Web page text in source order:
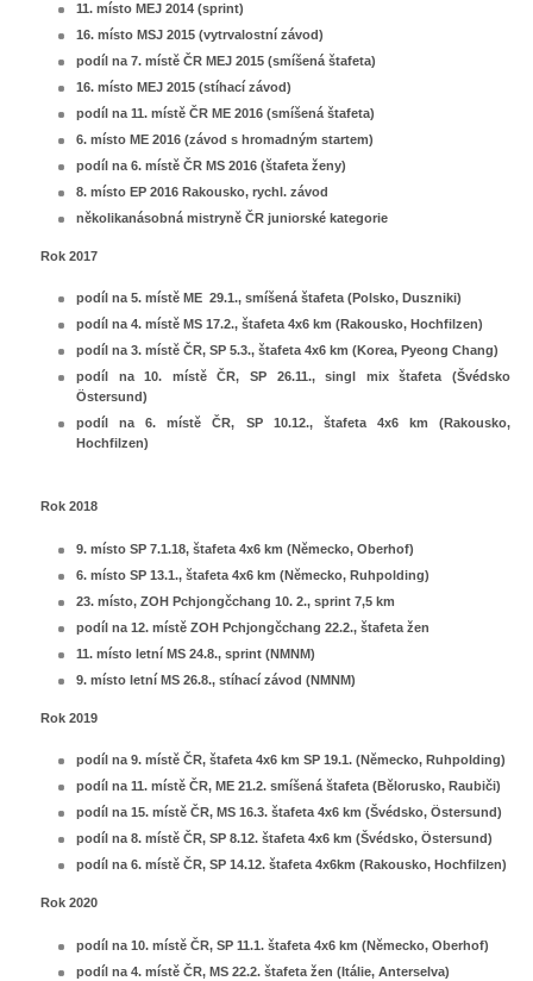
11. místo MEJ 2014 (sprint)
16. místo MSJ 2015 (vytrvalostní závod)
podíl na 7. místě ČR MEJ 2015 (smíšená štafeta)
16. místo MEJ 2015 (stíhací závod)
podíl na 11. místě ČR ME 2016 (smíšená štafeta)
6. místo ME 2016 (závod s hromadným startem)
podíl na 6. místě ČR MS 2016 (štafeta ženy)
8. místo EP 2016 Rakousko, rychl. závod
několikanásobná mistryně ČR juniorské kategorie
Rok 2017
podíl na 5. místě ME 29.1., smíšená štafeta (Polsko, Duszniki)
podíl na 4. místě MS 17.2., štafeta 4x6 km (Rakousko, Hochfilzen)
podíl na 3. místě ČR, SP 5.3., štafeta 4x6 km (Korea, Pyeong Chang)
podíl na 10. místě ČR, SP 26.11., singl mix štafeta (Švédsko
Östersund)
podíl na 6. místě ČR, SP 10.12., štafeta 4x6 km (Rakousko,
Hochfilzen)
Rok 2018
9. místo SP 7.1.18, štafeta 4x6 km (Německo, Oberhof)
6. místo SP 13.1., štafeta 4x6 km (Německo, Ruhpolding)
23. místo, ZOH Pchjongčchang 10. 2., sprint 7,5 km
podíl na 12. místě ZOH Pchjongčchang 22.2., štafeta žen
11. místo letní MS 24.8., sprint (NMNM)
9. místo letní MS 26.8., stíhací závod (NMNM)
Rok 2019
podíl na 9. místě ČR, štafeta 4x6 km SP 19.1. (Německo, Ruhpolding)
podíl na 11. místě ČR, ME 21.2. smíšená štafeta (Bělorusko, Raubiči)
podíl na 15. místě ČR, MS 16.3. štafeta 4x6 km (Švédsko, Östersund)
podíl na 8. místě ČR, SP 8.12. štafeta 4x6 km (Švédsko, Östersund)
podíl na 6. místě ČR, SP 14.12. štafeta 4x6km (Rakousko, Hochfilzen)
Rok 2020
podíl na 10. místě ČR, SP 11.1. štafeta 4x6 km (Německo, Oberhof)
podíl na 4. místě ČR, MS 22.2. štafeta žen (Itálie, Anterselva)